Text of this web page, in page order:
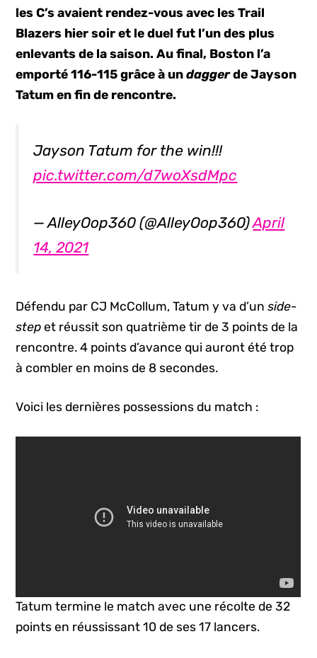
les C’s avaient rendez-vous avec les Trail
Blazers hier soir et le duel fut l’un des plus
enlevants de la saison. Au final, Boston l’a
emporté 116-115 grâce à undaggerde Jayson
Tatum en fin de rencontre.
Jayson Tatum for the win!!!
pic.twitter.com/d7woXsdMpc
— AlleyOop360 (@AlleyOop360)April
14, 2021
Défendu par CJ McCollum, Tatum y va d’unside-
stepet réussit son quatrième tir de 3 points de la
rencontre. 4 points d’avance qui auront été trop
à combler en moins de 8 secondes.
Voici les dernières possessions du match :
Tatum termine le match avec une récolte de 32
points en réussissant 10 de ses 17 lancers.